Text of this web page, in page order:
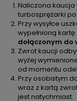
Naliczona
turbosprężarki
Przy wysyłce
wypełnioną
dołączonym do
Zwrot kaucji
wyżej
od momentu
Przy osobistym
wraz z kartą
jest natychmiast.